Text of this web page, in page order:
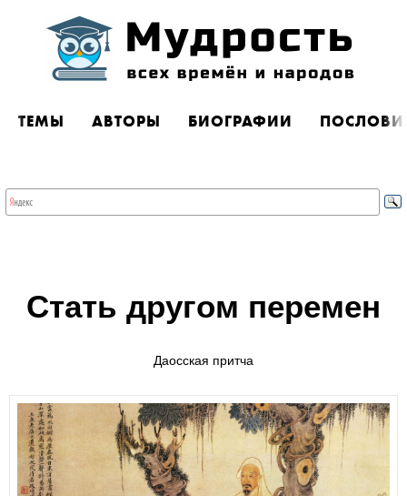
ТЕМЫ АВТОРЫ БИОГРАФИИ
Стать другом перемен
Даосская притча